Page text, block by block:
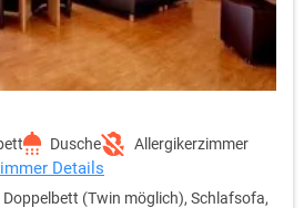
Dusche
Allergikerzimmer
Details
Doppelbett (Twin möglich), Schlafsofa,